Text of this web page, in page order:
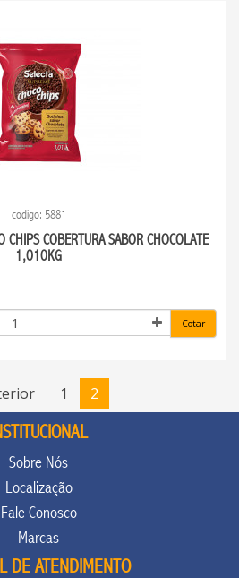
codigo: 5881
CHIPS COBERTURA SABOR CHOCOLATE
1,010KG
Cotar
1 2
Sobre Nós
Localização
Fale Conosco
Marcas
DE ATENDIMENTO